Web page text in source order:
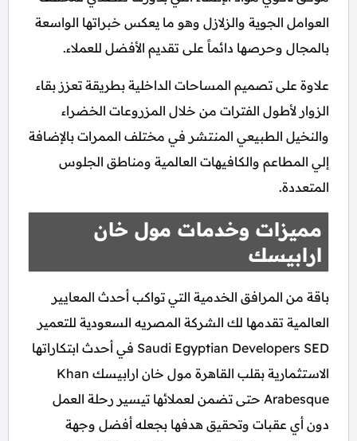
العوامل الجوية والزلازل وهو ما يعكس خبراتها الواسعة
بالمجال وحرصها دائماً على تقديم الأفضل للعملاء.
علاوة على تصميم المساحات الداخلية بطريقة تعزز بقاء
الزوار لأطول الفترات من خلال المزروعات الخضراء
والنخيل الطبيعي المنتشر في مختلف الممرات بالإضافة
إلي المطاعم والكافيهات العالمية ومناطق الجلوس
المتعددة.
مميزات وخدمات مول خان
ارابيسك
باقة من المرافق الخدمية التي تواكب أحدث المعايير
العالمية تقدمها لك الشركة المصريه السعودية للتعمير
Saudi Egyptian Developers SED في أحدث ابتكاراتها
الاستثمارية بقلب القاهرة مول خان ارابيسك Khan
Arabesque حتى تضمن لعملائها تيسير رحلة العمل
دون أي عقبات وتحقيق هدفها بجعله أفضل وجهة